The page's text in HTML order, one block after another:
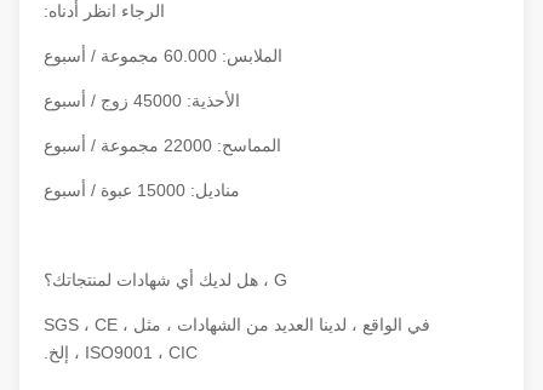
الرجاء انظر أدناه:
الملابس: 60.000 مجموعة / أسبوع
الأحذية: 45000 زوج / أسبوع
المماسح: 22000 مجموعة / أسبوع
مناديل: 15000 عبوة / أسبوع
في الواقع ، لدينا العديد من الشهادات ، مثل SGS ، CE ،
ISO9001 ، CIC ، إلخ.